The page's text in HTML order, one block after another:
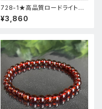
728-1★高品質ロードライトガ
ーネット★天然石ブレスレットパ
ワーストーン新品
¥3,860